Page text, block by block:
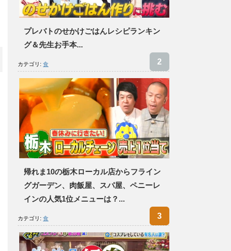
プレバトのせかけごはんレシピランキン
グ＆先生お手本...
カテゴリ: 食
帰れま10の栃木ローカル店からフライン
グガーデン、肉飯屋、スパ屋、ペニーレ
インの人気1位メニューは？...
カテゴリ: 食